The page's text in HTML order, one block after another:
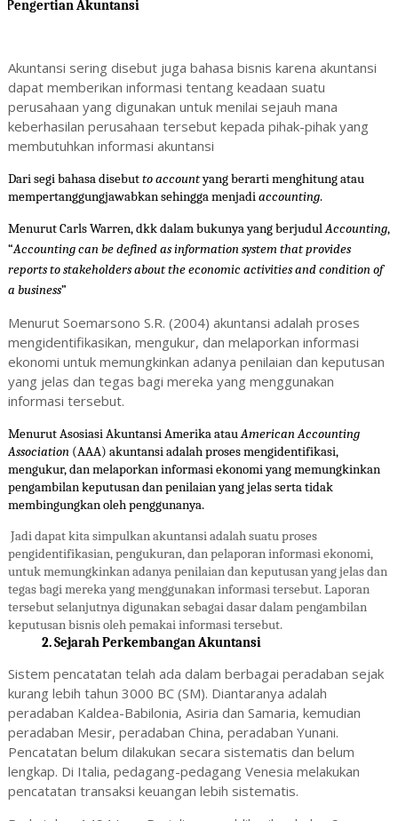
Pengertian Akuntansi
Akuntansi sering disebut juga bahasa bisnis karena akuntansi
dapat memberikan informasi tentang keadaan suatu
perusahaan yang digunakan untuk menilai sejauh mana
keberhasilan perusahaan tersebut kepada pihak-pihak yang
membutuhkan informasi akuntansi
Dari segi bahasa disebutto accountyang berarti menghitung atau
mempertanggungjawabkan sehingga menjadiaccounting.
Menurut Carls Warren, dkk dalam bukunya yang berjudulAccounting,
“Accounting can be defined as information system that provides
reports to stakeholders about the economic activities and condition of
a business”
Menurut Soemarsono S.R. (2004) akuntansi adalah proses
mengidentifikasikan, mengukur, dan melaporkan informasi
ekonomi untuk memungkinkan adanya penilaian dan keputusan
yang jelas dan tegas bagi mereka yang menggunakan
informasi tersebut.
Menurut Asosiasi Akuntansi Amerika atauAmerican Accounting
Association (AAA) akuntansi adalah proses mengidentifikasi,
mengukur, dan melaporkan informasi ekonomi yang memungkinkan
pengambilan keputusan dan penilaian yang jelas serta tidak
membingungkan oleh penggunanya.
Jadi dapat kita simpulkan akuntansi adalah suatu proses
pengidentifikasian, pengukuran, dan pelaporan informasi ekonomi,
untuk memungkinkan adanya penilaian dan keputusan yang jelas dan
tegas bagi mereka yang menggunakan informasi tersebut. Laporan
tersebut selanjutnya digunakan sebagai dasar dalam pengambilan
keputusan bisnis oleh pemakai informasi tersebut.
2. Sejarah Perkembangan Akuntansi
Sistem pencatatan telah ada dalam berbagai peradaban sejak
kurang lebih tahun 3000 BC (SM). Diantaranya adalah
peradaban Kaldea-Babilonia, Asiria dan Samaria, kemudian
peradaban Mesir, peradaban China, peradaban Yunani.
Pencatatan belum dilakukan secara sistematis dan belum
lengkap. Di Italia, pedagang-pedagang Venesia melakukan
pencatatan transaksi keuangan lebih sistematis.